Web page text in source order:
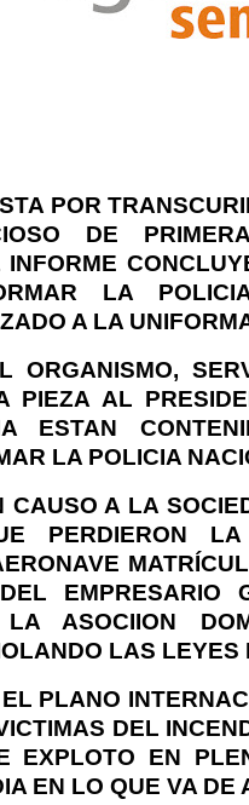
POR
DE
INFORME
LA
A LA
ORGANISMO,
PIEZA AL
ESTAN
LA POLICIA
CAUSO A LA
PERDIERON
EMPRESARIO
ASOCIION
LAS LEYES
PLANO
DEL
EXPLOTO EN
EN LO QUE VA DE